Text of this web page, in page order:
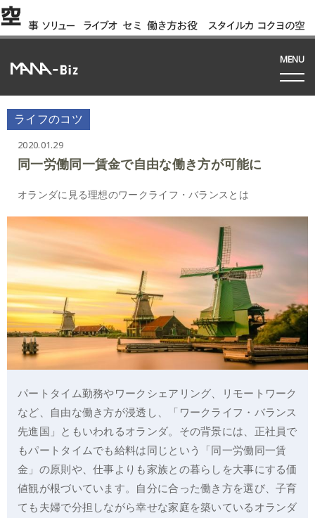
空 事
例
ソリュー
ション
ライブオ
フィス
セミ
ナー
働き方お役
立ち資料
スタイルカ
タログ
コクヨの空
間って!?
MENU
ライフのコツ
2020.01.29
同一労働同一賃金で自由な働き方が可能に
オランダに見る理想のワークライフ・バランスとは
パートタイム勤務やワークシェアリング、リモートワーク
など、自由な働き方が浸透し、「ワークライフ・バランス
先進国」ともいわれるオランダ。その背景には、正社員で
もパートタイムでも給料は同じという「同一労働同一賃
金」の原則や、仕事よりも家族との暮らしを大事にする価
値観が根づいています。自分に合った働き方を選び、子育
ても夫婦で分担しながら幸せな家庭を築いているオランダ